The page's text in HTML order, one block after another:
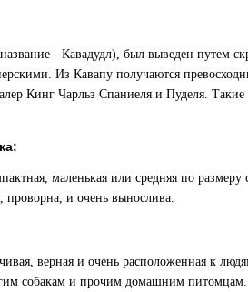
- Кавадудл), был выведен путем
Из Кавапу получаются
Кинг Чарльз Спаниеля и Пуделя.
маленькая или средняя по
проворна, и очень вынослива.
верная и очень расположенная к
собакам и прочим домашним